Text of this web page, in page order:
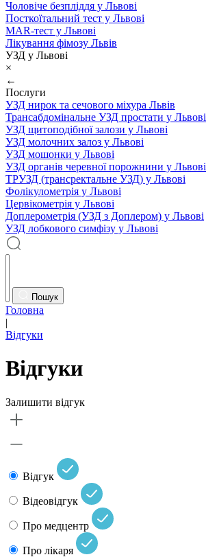
Чоловіче безпліддя у Львові
Посткоїтальний тест у Львові
MAR-тест у Львові
Лікування фімозу Львів
УЗД у Львові
×
←
Послуги
УЗД нирок та сечового міхура Львів
Трансабдомінальне УЗД простати у Львові
УЗД щитоподібної залози у Львові
УЗД молочних залоз у Львові
УЗД мошонки у Львові
УЗД органів черевної порожнини у Львові
ТРУЗД (трансректальне УЗД) у Львові
Фолікулометрія у Львові
Цервікометрія у Львові
Доплерометрія (УЗД з Доплером) у Львові
УЗД лобкового симфізу у Львові
Пошук
Головна
|
Відгуки
Відгуки
Залишити відгук
Відгук
Відеовідгук
Про медцентр
Про лікаря